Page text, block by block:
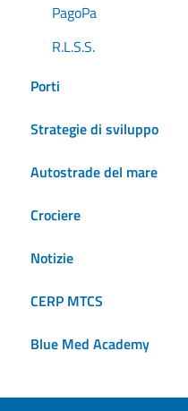
PagoPa
R.L.S.S.
Porti
Strategie di sviluppo
Autostrade del mare
Crociere
Notizie
CERP MTCS
Blue Med Academy